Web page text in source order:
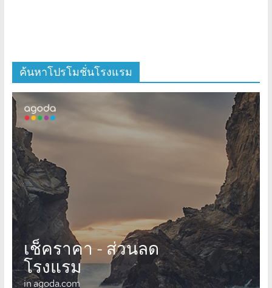
ค้นหาโปรโมชั่นโรงแรม